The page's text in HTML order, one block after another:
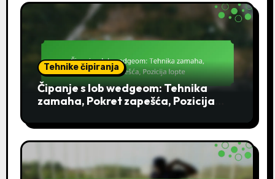
Tehnike čipiranja
Čipanje s lob wedgeom: Tehnika
zamaha, Pokret zapešća, Pozicija